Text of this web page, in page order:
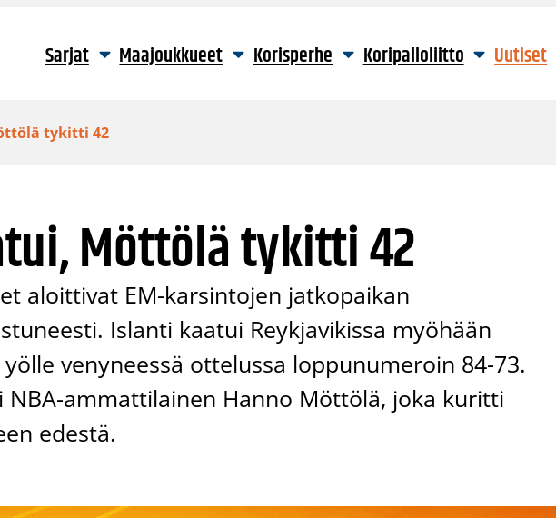
Sarjat Maajoukkueet Korisperhe Koripalloliitto Uutiset
tykitti 42
Möttölä tykitti 42
aloittivat EM-karsintojen jatkopaikan
Islanti kaatui Reykjavikissa myöhään
venyneessä ottelussa loppunumeroin 84-73.
NBA-ammattilainen Hanno Möttölä, joka kuritti
edestä.